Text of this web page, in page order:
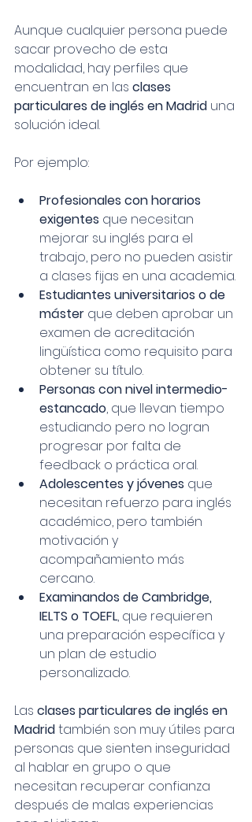
Aunque cualquier persona puede
sacar provecho de esta
modalidad, hay perfiles que
encuentran en las clases
particulares de inglés en Madrid una
solución ideal.
Por ejemplo:
Profesionales con horarios
exigentes que necesitan
mejorar su inglés para el
trabajo, pero no pueden asistir
a clases fijas en una academia.
Estudiantes universitarios o de
máster que deben aprobar un
examen de acreditación
lingüística como requisito para
obtener su título.
Personas con nivel intermedio-
estancado, que llevan tiempo
estudiando pero no logran
progresar por falta de
feedback o práctica oral.
Adolescentes y jóvenes que
necesitan refuerzo para inglés
académico, pero también
motivación y
acompañamiento más
cercano.
Examinandos de Cambridge,
IELTS o TOEFL, que requieren
una preparación específica y
un plan de estudio
personalizado.
Las clases particulares de inglés en
Madrid también son muy útiles para
personas que sienten inseguridad
al hablar en grupo o que
necesitan recuperar confianza
después de malas experiencias